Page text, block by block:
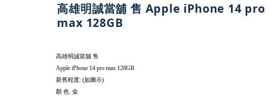
高雄明誠當舖 售 Apple iPhone 14 pro
max 128GB
高雄明誠當舖售
Apple iPhone 14 pro max 128GB
新舊程度: (如圖示)
顏色: 金